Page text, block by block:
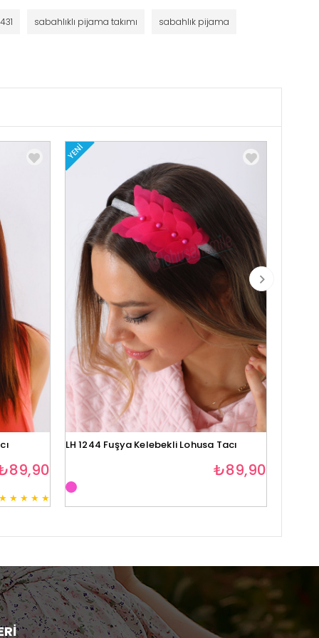
sabahlıklı pijama takımı sabahlık pijama
★ ★ ★ ★ ★
YENI
LH 1244 Fuşya Kelebekli Lohusa Tacı
₺89,90